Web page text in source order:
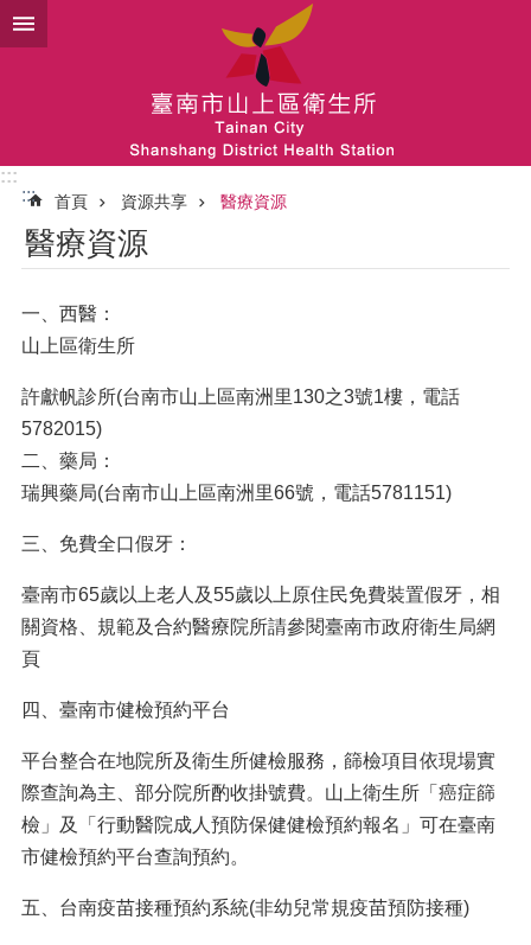
跳到主要內容區塊
:::
:::
首頁 資源共享 醫療資源
醫療資源
一、西醫：
山上區衛生所
許獻帆診所(台南市山上區南洲里130之3號1樓，電話
5782015)
二、藥局：
瑞興藥局(台南市山上區南洲里66號，電話5781151)
三、免費全口假牙：
臺南市65歲以上老人及55歲以上原住民免費裝置假牙，相
關資格、規範及合約醫療院所請參閱臺南市政府衛生局網
頁
四、臺南市健檢預約平台
平台整合在地院所及衛生所健檢服務，篩檢項目依現場實
際查詢為主、部分院所酌收掛號費。山上衛生所「癌症篩
檢」及「行動醫院成人預防保健健檢預約報名」可在臺南
市健檢預約平台查詢預約。
五、台南疫苗接種預約系統(非幼兒常規疫苗預防接種)